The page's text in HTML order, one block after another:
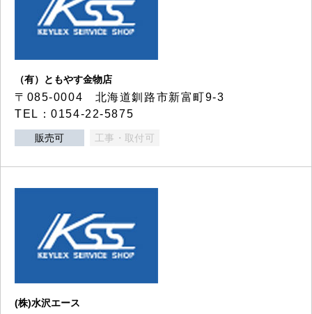
（有）ともやす金物店
〒085-0004 北海道釧路市新富町9-3
TEL：0154-22-5875
販売可 工事・取付可
(株)水沢エース